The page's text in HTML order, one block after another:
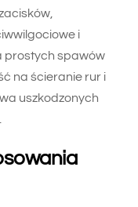
i
prostych spawów
na ścieranie rur i
uszkodzonych